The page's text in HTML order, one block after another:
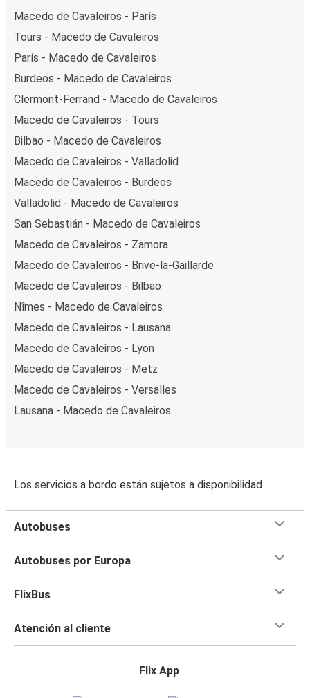
Macedo de Cavaleiros - París
Tours - Macedo de Cavaleiros
París - Macedo de Cavaleiros
Burdeos - Macedo de Cavaleiros
Clermont-Ferrand - Macedo de Cavaleiros
Macedo de Cavaleiros - Tours
Bilbao - Macedo de Cavaleiros
Macedo de Cavaleiros - Valladolid
Macedo de Cavaleiros - Burdeos
Valladolid - Macedo de Cavaleiros
San Sebastián - Macedo de Cavaleiros
Macedo de Cavaleiros - Zamora
Macedo de Cavaleiros - Brive-la-Gaillarde
Macedo de Cavaleiros - Bilbao
Nîmes - Macedo de Cavaleiros
Macedo de Cavaleiros - Lausana
Macedo de Cavaleiros - Lyon
Macedo de Cavaleiros - Metz
Macedo de Cavaleiros - Versalles
Lausana - Macedo de Cavaleiros
Los servicios a bordo están sujetos a disponibilidad
Autobuses
Autobuses por Europa
FlixBus
Atención al cliente
Flix App